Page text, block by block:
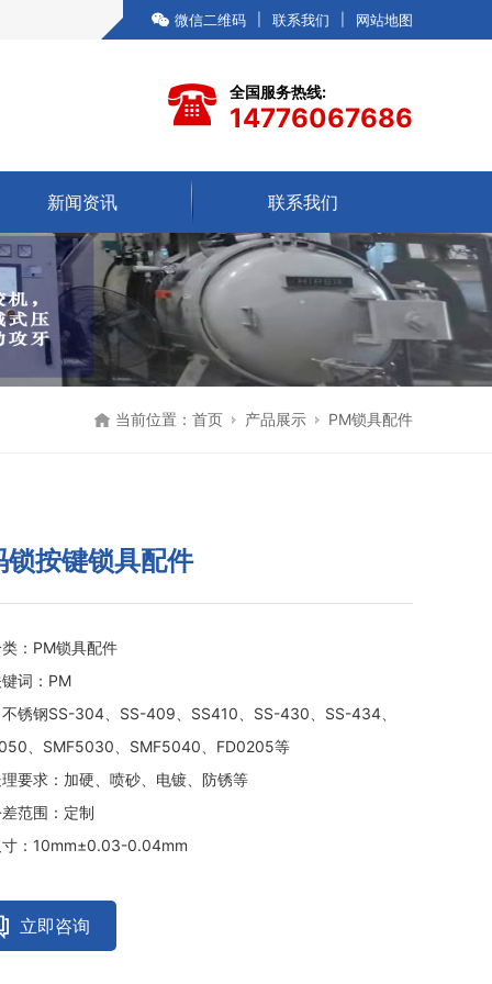
微信二维码 联系我们 网站地图
全国服务热线:
14776067686
新闻资讯 联系我们
当前位置： 首页 产品展示 PM锁具配件
锁按键锁具配件
：PM锁具配件
词：PM
锈钢SS-304、SS-409、SS410、SS-430、SS-434、
、SMF5030、SMF5040、FD0205等
要求：加硬、喷砂、电镀、防锈等
范围：定制
寸：10mm±0.03-0.04mm
立即咨询